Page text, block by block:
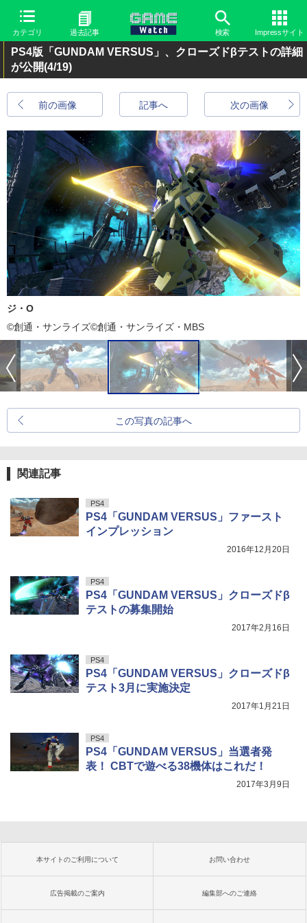
カテゴリ 過去記事 検索 Impressサイト
PS4版「GUNDAM VERSUS」、クローズドβテストの詳細
が公開(4/19)
前の画像 次の画像
記事へ
ジ・O
©創通・サンライズ©創通・サンライズ・MBS
この写真の記事へ
関連記事
PS4
PS4「GUNDAM VERSUS」ファースト
インプレッション
2016年12月20日
PS4
PS4「GUNDAM VERSUS」クローズドβ
テストの募集開始
2017年2月16日
PS4
PS4「GUNDAM VERSUS」クローズドβ
テスト3月に実施決定
2017年1月21日
PS4
PS4「GUNDAM VERSUS」当選者発
表！ CBTで遊べる38機体はこれだ！
2017年3月9日
本サイトのご利用について お問い合わせ
広告掲載のご案内 編集部へのご連絡